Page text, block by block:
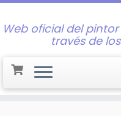
Web oficial del
través de